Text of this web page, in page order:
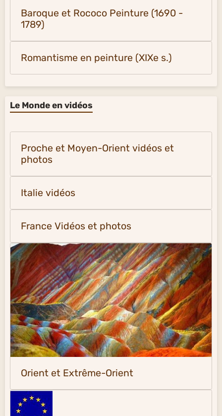
Baroque et Rococo Peinture (1690 -
1789)
Romantisme en peinture (XIXe s.)
Le Monde en vidéos
Proche et Moyen-Orient vidéos et
photos
Italie vidéos
France Vidéos et photos
Orient et Extrême-Orient